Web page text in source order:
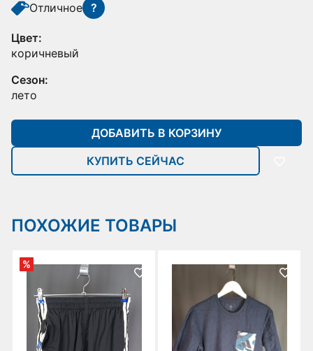
Отличное ?
Цвет:
коричневый
Сезон:
лето
ДОБАВИТЬ В КОРЗИНУ
КУПИТЬ СЕЙЧАС
ПОХОЖИЕ ТОВАРЫ
%